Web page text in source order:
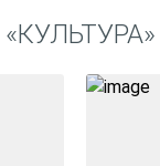
«КУЛЬТУРА»